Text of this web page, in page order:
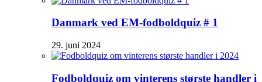
Danmark ved EM-fodboldquiz # 1
29. juni 2024
Fodboldquiz om vinterens største handler i